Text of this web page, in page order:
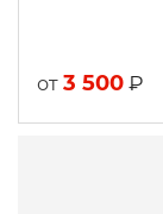
от 3 500 ₽